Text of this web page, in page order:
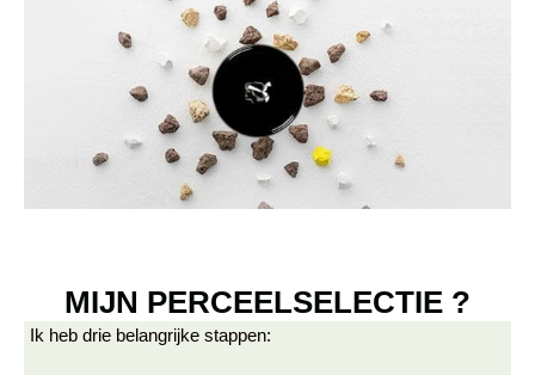
MIJN PERCEELSELECTIE ?
Ik heb drie belangrijke stappen: